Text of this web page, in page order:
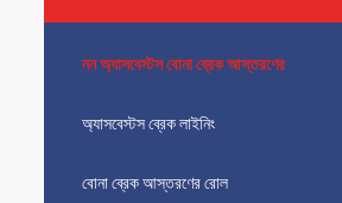
নন অ্যাসবেস্টস বোনা ব্রেক আস্তরণের
অ্যাসবেস্টস ব্রেক লাইনিং
বোনা ব্রেক আস্তরণের রোল